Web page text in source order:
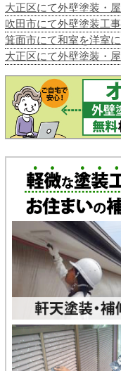
大正区にて外壁塗装・
吹田市にて外壁塗装工
箕面市にて和室を洋室
大正区にて外壁塗装・